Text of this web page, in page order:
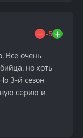
-5
Все очень
но хоть
3-й сезон
серию и